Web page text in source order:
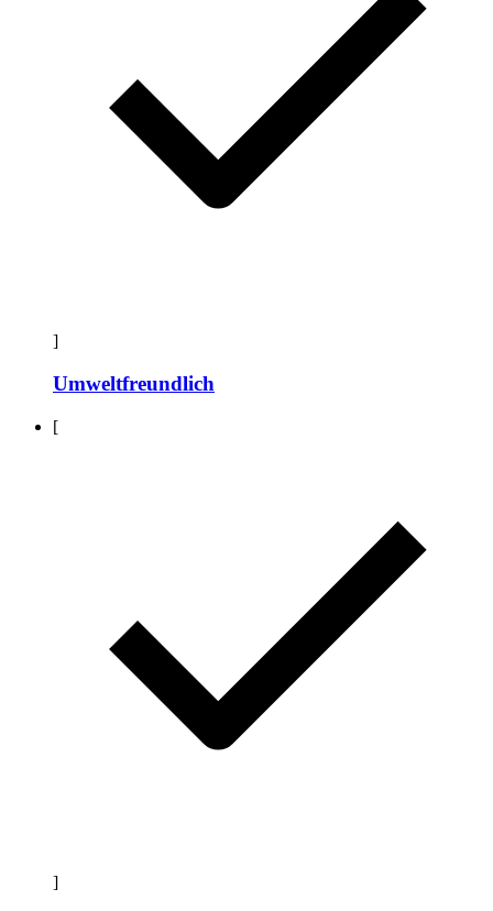
]
Umweltfreundlich
[
]